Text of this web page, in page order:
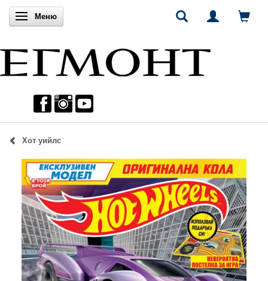
Включи навигацията
Меню
Хот уийлс